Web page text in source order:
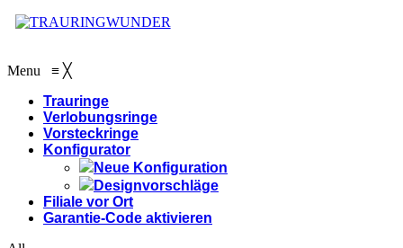
Menu ≡ ╳
Trauringe
Verlobungsringe
Vorsteckringe
Konfigurator
Neue Konfiguration
Designvorschläge
Filiale vor Ort
Garantie-Code aktivieren